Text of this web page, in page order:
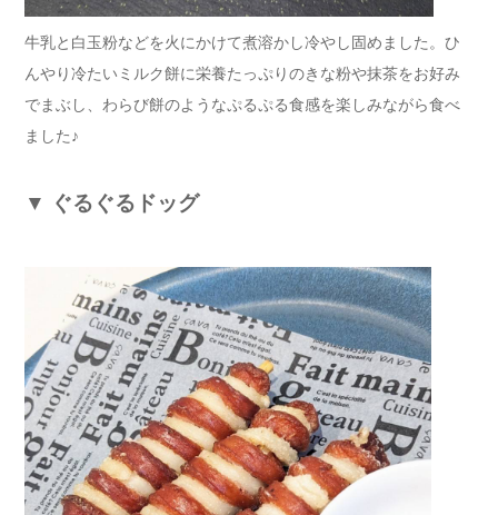
牛乳と白玉粉などを火にかけて煮溶かし冷やし固めました。ひ
んやり冷たいミルク餅に栄養たっぷりのきな粉や抹茶をお好み
でまぶし、わらび餅のようなぷるぷる食感を楽しみながら食べ
ました♪
▼ ぐるぐるドッグ